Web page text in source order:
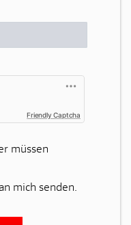
Friendly Captcha
müssen
mich senden.